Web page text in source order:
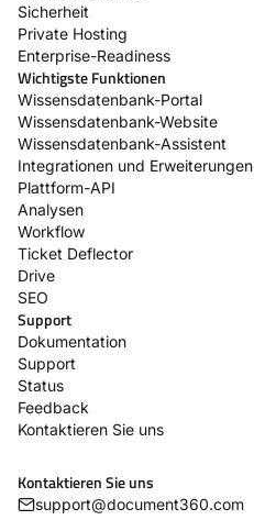
Sicherheit
Private Hosting
Enterprise-Readiness
Wichtigste Funktionen
Wissensdatenbank-Portal
Wissensdatenbank-Website
Wissensdatenbank-Assistent
Integrationen und Erweiterungen
Plattform-API
Analysen
Workflow
Ticket Deflector
Drive
SEO
Support
Dokumentation
Support
Status
Feedback
Kontaktieren Sie uns
Kontaktieren Sie uns
support@document360.com